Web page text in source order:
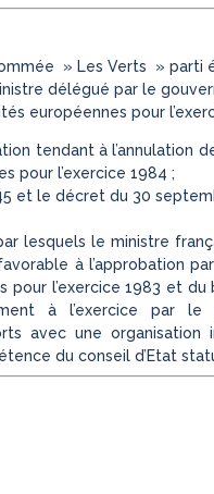
»Les Verts » parti
délégué par le
européennes pour
tendant à l’annulation
pour l’exercice 1984 ;
et le décret du 30
lesquels le ministre
à l’approbation
pour l’exercice 1983 et
à l’exercice par le
avec une organisation
du conseil d’Etat